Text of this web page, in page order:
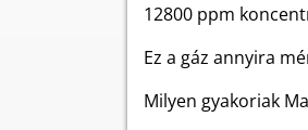
12800 ppm
Ez a gáz annyira
Milyen gyakoriak